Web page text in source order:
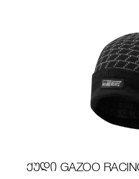
ᲥᲣᲓᲘ GAZOO